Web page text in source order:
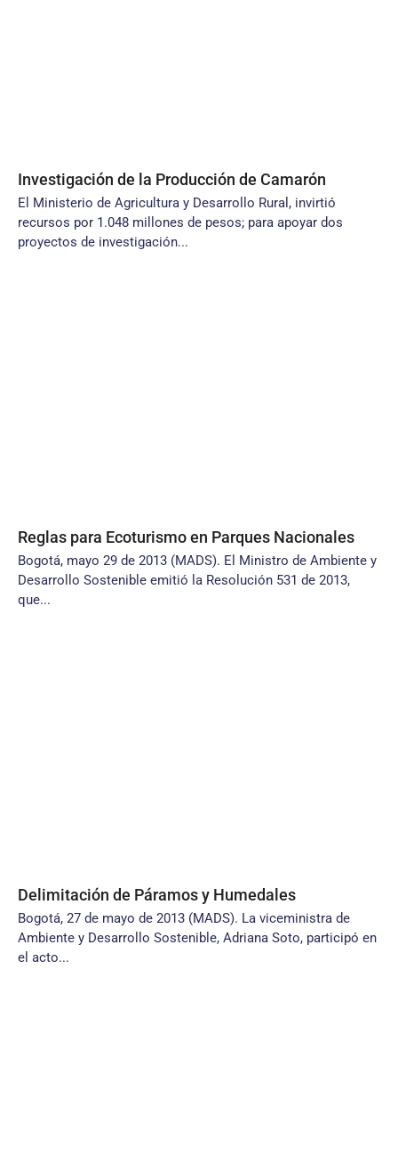
Investigación de la Producción de Camarón
El Ministerio de Agricultura y Desarrollo Rural, invirtió
recursos por 1.048 millones de pesos; para apoyar dos
proyectos de investigación...
Reglas para Ecoturismo en Parques Nacionales
Bogotá, mayo 29 de 2013 (MADS). El Ministro de Ambiente y
Desarrollo Sostenible emitió la Resolución 531 de 2013,
que...
Delimitación de Páramos y Humedales
Bogotá, 27 de mayo de 2013 (MADS). La viceministra de
Ambiente y Desarrollo Sostenible, Adriana Soto, participó en
el acto...